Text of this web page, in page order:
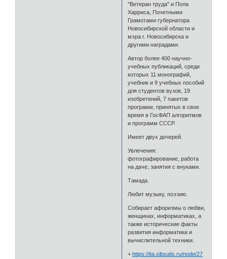
"Ветеран труда" и Пола
Харриса, Почетными
Грамотами губернатора
Новосибирской области и
мэра г. Новосибирска и
другими наградами.
Автор более 400 научно-
учебных публикаций, среди
которых 11 монографий,
учебник и 9 учебных пособий
для студентов вузов, 19
изобретений, 7 пакетов
программ, принятых в свое
время в ГосФАП алгоритмов
и программ СССР.
Имеет двух дочерей.
Увлечения:
фотографирование, работа
на даче, занятия с внуками.
Тамада.
Любит музыку, поэзию.
Собирает афоризмы о любви,
женщинах, информатиках, а
также исторические факты
развития информатики и
вычислительной техники.
+https://ita.sibsutis.ru/node/27